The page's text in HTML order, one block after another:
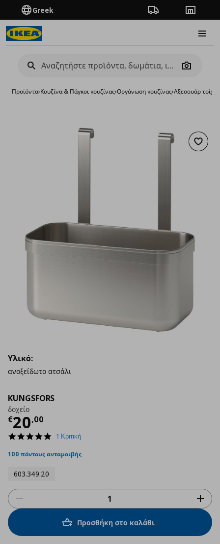
Greek Πορεία παραγγελίας
Camera
Προϊόντα›Κουζίνα & Πάγκοι κουζίνας›Οργάνωση κουζίνας›Αξεσουάρ
KUNGSFORS
δοχείο
€20,00
Τρέχουσα τιμή
5.0
rating
1 Κριτική
100 πόντους ανταμοιβής
603.349.20
Υλικό:
ανοξείδωτο ατσάλι
Προσθήκη στο καλάθι